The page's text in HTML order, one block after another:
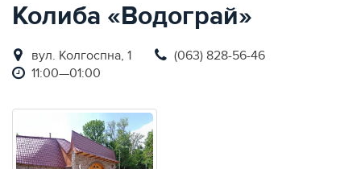
Колиба «Водограй»
вул. Колгоспна, 1
(063) 828-56-46
11:00—01:00